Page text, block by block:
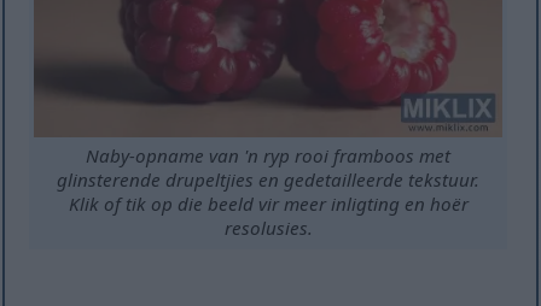
Naby-opname van 'n ryp rooi framboos met
glinsterende drupeltjies en gedetailleerde tekstuur.
Klik of tik op die beeld vir meer inligting en hoër
resolusies.